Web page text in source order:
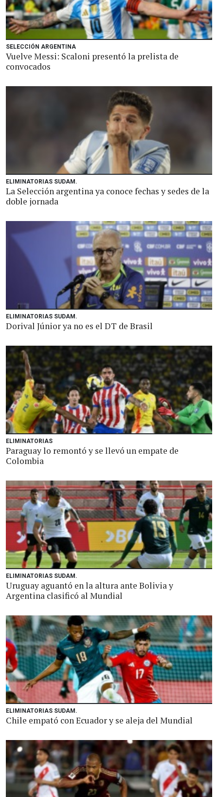
SELECCIÓN ARGENTINA
Vuelve Messi: Scaloni presentó la prelista de
convocados
ELIMINATORIAS SUDAM.
La Selección argentina ya conoce fechas y sedes de la
doble jornada
ELIMINATORIAS SUDAM.
Dorival Júnior ya no es el DT de Brasil
ELIMINATORIAS
Paraguay lo remontó y se llevó un empate de
Colombia
ELIMINATORIAS SUDAM.
Uruguay aguantó en la altura ante Bolivia y
Argentina clasificó al Mundial
ELIMINATORIAS SUDAM.
Chile empató con Ecuador y se aleja del Mundial